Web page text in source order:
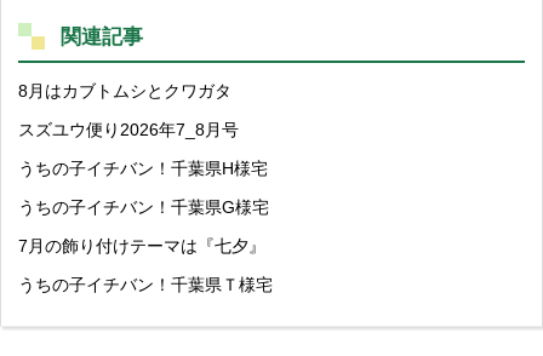
関連記事
8月はカブトムシとクワガタ
スズユウ便り2026年7_8月号
うちの子イチバン！千葉県H様宅
うちの子イチバン！千葉県G様宅
7月の飾り付けテーマは『七夕』
うちの子イチバン！千葉県Ｔ様宅